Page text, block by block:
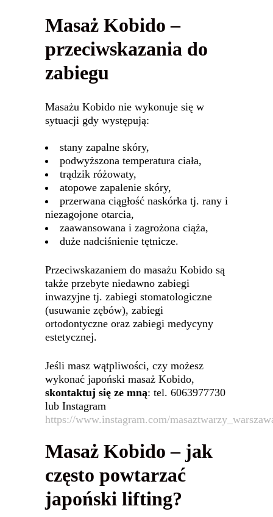
Masaż Kobido –
przeciwskazania do
zabiegu
Masażu Kobido nie wykonuje się w
sytuacji gdy występują:
stany zapalne skóry,
podwyższona temperatura ciała,
trądzik różowaty,
atopowe zapalenie skóry,
przerwana ciągłość naskórka tj. rany i
niezagojone otarcia,
zaawansowana i zagrożona ciąża,
duże nadciśnienie tętnicze.
Przeciwskazaniem do masażu Kobido są
także przebyte niedawno zabiegi
inwazyjne tj. zabiegi stomatologiczne
(usuwanie zębów), zabiegi
ortodontyczne oraz zabiegi medycyny
estetycznej.
Jeśli masz wątpliwości, czy możesz
wykonać japoński masaż Kobido,
skontaktuj się ze mną: tel. 6063977730
lub Instagram
https://www.instagram.com/
Masaż Kobido – jak
często powtarzać
japoński lifting?